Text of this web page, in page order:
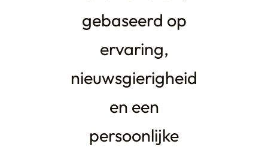
gebaseerd op
ervaring,
nieuwsgierigheid
en een
persoonlijke